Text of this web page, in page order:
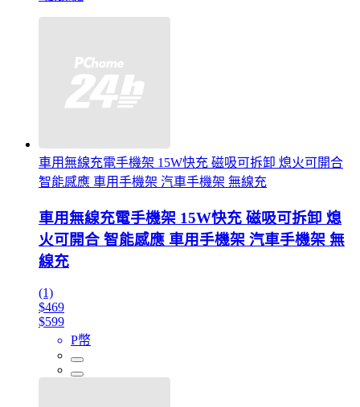
車用無線充電手機架 15W快充 磁吸可拆卸 熄火可開合
智能感應 車用手機架 汽車手機架 無線充
車用無線充電手機架 15W快充 磁吸可拆卸 熄
火可開合 智能感應 車用手機架 汽車手機架 無
線充
(1)
$469
$599
P幣